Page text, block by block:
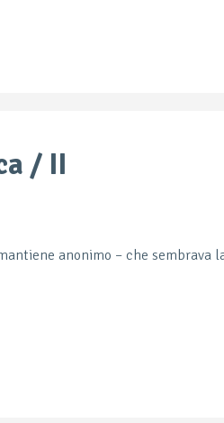
/ II
anonimo – che sembrava